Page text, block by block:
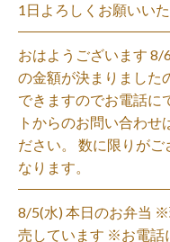
1日よろしくお願いい
おはようございます 8/
の金額が決まりました
できますのでお電話
トからのお問い合わせ
ださい。 数に限りが
なります。
8/5(水) 本日のお弁当
売しています ※お電話